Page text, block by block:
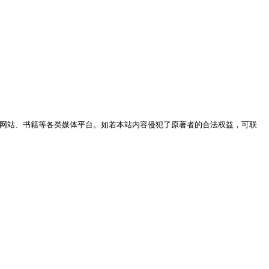
、书籍等各类媒体平台。如若本站内容侵犯了原著者的合法权益，可联